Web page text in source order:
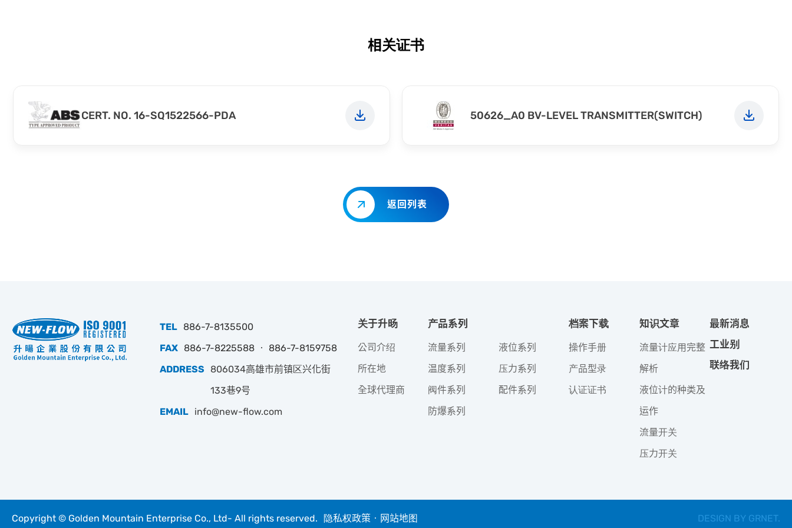
相关证书
CERT. NO. 16-SQ1522566-PDA 50626_A0 BV-LEVEL TRANSMITTER(SWITCH)
返回列表
TEL 886-7-8135500
FAX 886-7-8225588 ‧ 886-7-8159758
ADDRESS
806034高雄市前镇区兴化街
133巷9号
EMAIL info@new-flow.com
关于升旸
公司介绍
所在地
全球代理商
产品系列
流量系列
液位系列
温度系列
压力系列
阀件系列
配件系列
防爆系列
档案下载
操作手册
产品型录
认证证书
知识文章
流量计应用完整
解析
液位计的种类及
运作
流量开关
压力开关
最新消息
工业别
联络我们
Copyright © Golden Mountain Enterprise Co., Ltd- All rights reserved. 隐私权政策 ‧ 网站地图 DESIGN BY GRNET.